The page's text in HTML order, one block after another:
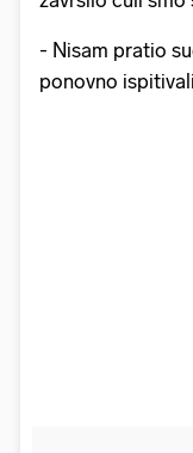
- Nisam pratio
ponovno